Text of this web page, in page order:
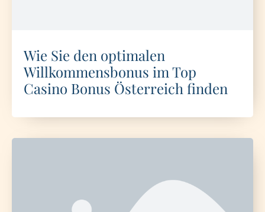
Wie Sie den optimalen
Willkommensbonus im Top
Casino Bonus Österreich finden